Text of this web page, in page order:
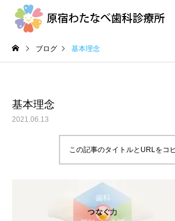
地域医療連携室
口腔ケアとカンジタ症
ブログ 基本理念
基本理念
2021.06.13
この記事のタイトルとURLをコ